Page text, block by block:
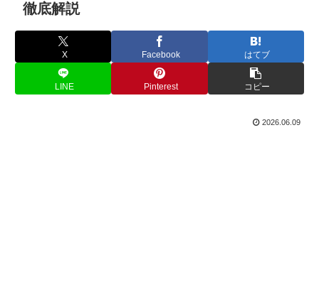
徹底解説
X Facebook はてブ
LINE Pinterest コピー
2026.06.09